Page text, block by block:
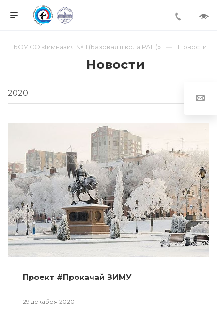
ГБОУ СО «Гимназия № 1 (Базовая школа РАН)» Новости
Новости
Проект #Прокачай ЗИМУ
29 декабря 2020